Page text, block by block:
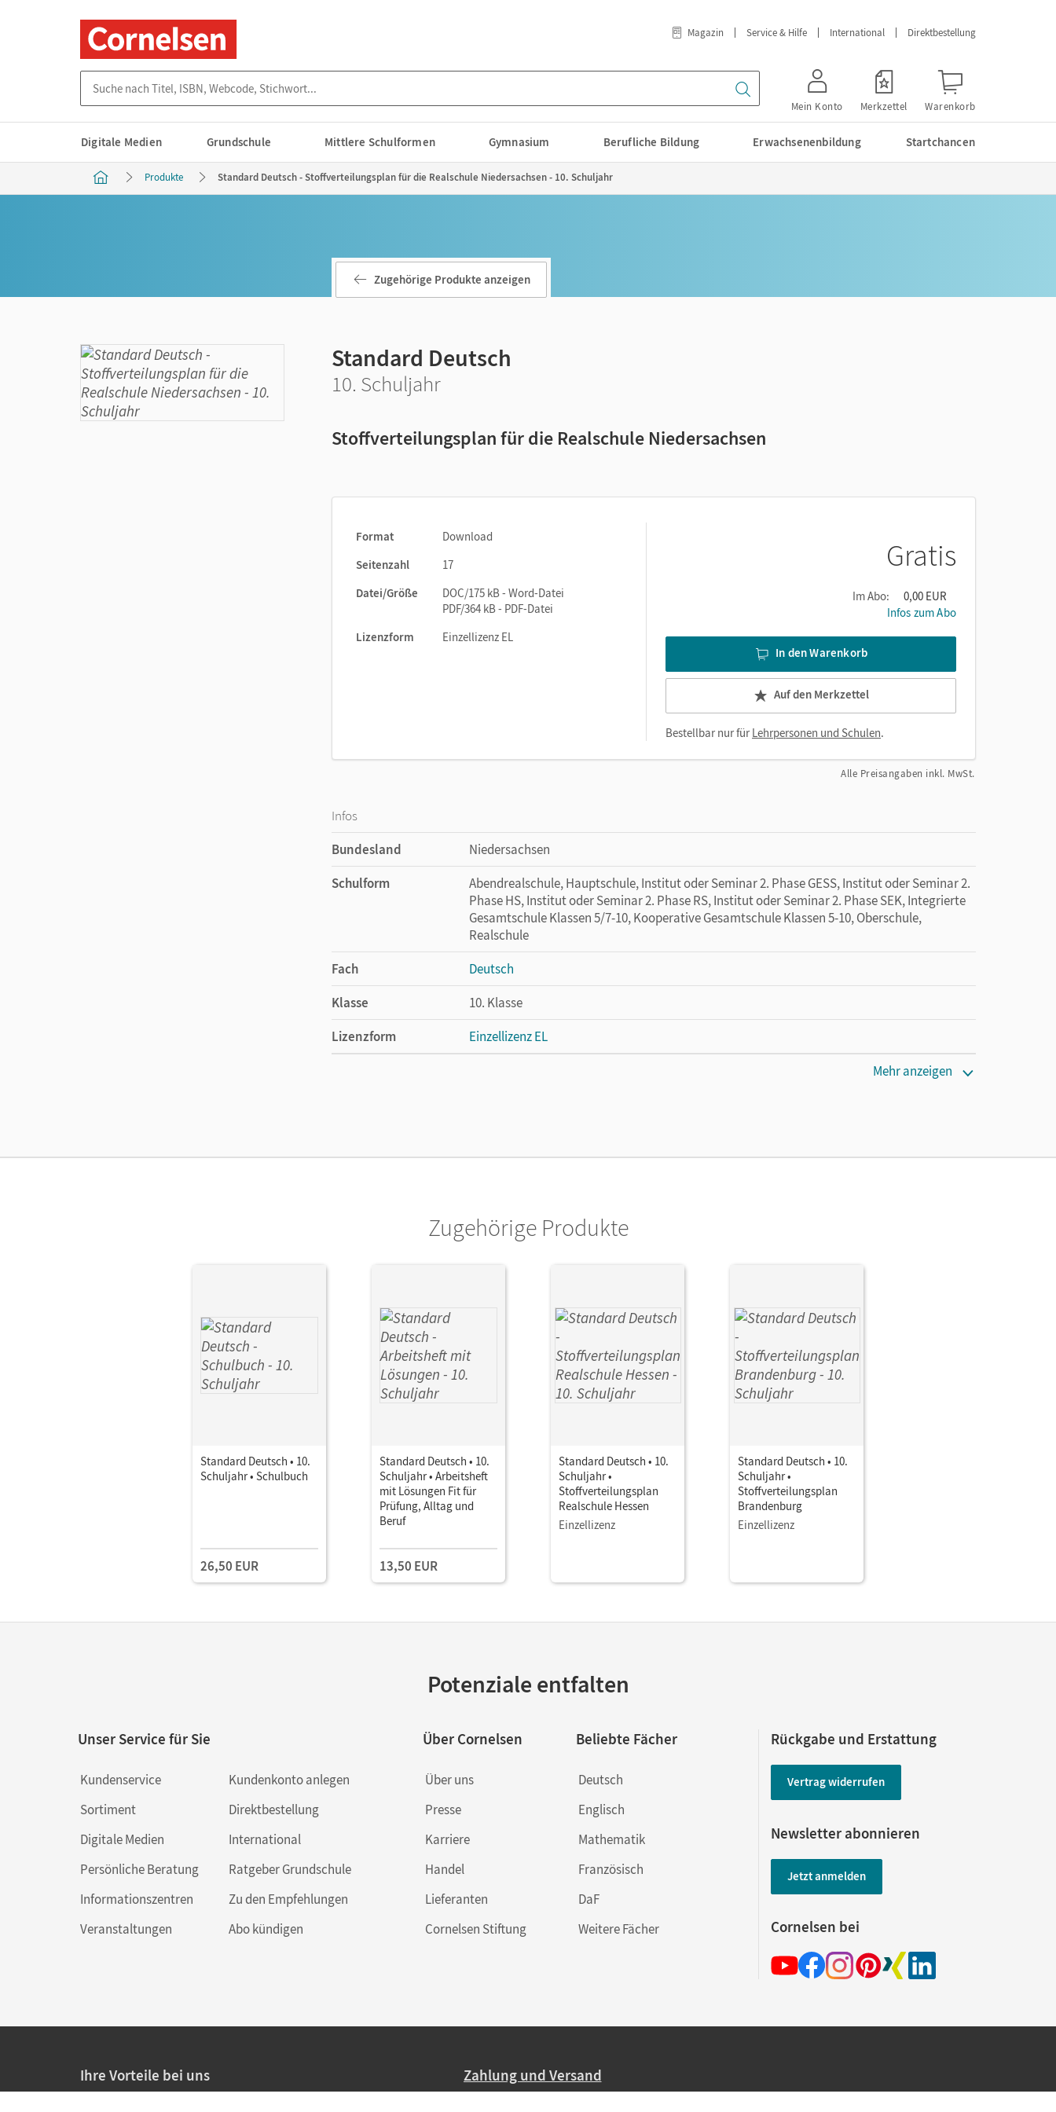
Magazin Service & Hilfe International Direktbestellung
Mein Konto Merkzettel Warenkorb
Digitale Medien Grundschule Mittlere Schulformen Gymnasium Berufliche Bildung Erwachsenenbildung Startchancen
Produkte Standard Deutsch - Stoffverteilungsplan für die Realschule Niedersachsen - 10. Schuljahr
Zugehörige Produkte anzeigen
Standard Deutsch
10. Schuljahr
Stoffverteilungsplan für die Realschule Niedersachsen
Format
Download
Seitenzahl
17
Datei/Größe
DOC/175 kB - Word-Datei
PDF/364 kB - PDF-Datei
Lizenzform
Einzellizenz EL
Gratis
Im Abo:
0,00 EUR
Infos zum Abo
In den Warenkorb
Auf den Merkzettel
Bestellbar nur fürLehrpersonen und Schulen.
Alle Preisangaben inkl. MwSt.
Infos
Bundesland
Niedersachsen
Schulform
Abendrealschule, Hauptschule, Institut oder Seminar 2. Phase GESS, Institut oder Seminar 2.
Phase HS, Institut oder Seminar 2. Phase RS, Institut oder Seminar 2. Phase SEK, Integrierte
Gesamtschule Klassen 5/7-10, Kooperative Gesamtschule Klassen 5-10, Oberschule,
Realschule
Fach
Deutsch
Klasse
10. Klasse
Lizenzform
Einzellizenz EL
Mehr anzeigen
Zugehörige Produkte
Standard Deutsch • 10.
Schuljahr • Schulbuch
26,50 EUR
Standard Deutsch • 10.
Schuljahr • Arbeitsheft
mit Lösungen Fit für
Prüfung, Alltag und
Beruf
13,50 EUR
Standard Deutsch • 10.
Schuljahr •
Stoffverteilungsplan
Realschule Hessen
Einzellizenz
Standard Deutsch • 10.
Schuljahr •
Stoffverteilungsplan
Brandenburg
Einzellizenz
Potenziale entfalten
Unser Service für Sie
Kundenservice
Sortiment
Digitale Medien
Persönliche Beratung
Informationszentren
Veranstaltungen
Kundenkonto anlegen
Direktbestellung
International
Ratgeber Grundschule
Zu den Empfehlungen
Abo kündigen
Über Cornelsen
Über uns
Presse
Karriere
Handel
Lieferanten
Cornelsen Stiftung
Beliebte Fächer
Deutsch
Englisch
Mathematik
Französisch
DaF
Weitere Fächer
Rückgabe und Erstattung
Vertrag widerrufen
Newsletter abonnieren
Jetzt anmelden
Cornelsen bei
Ihre Vorteile bei uns Zahlung und Versand